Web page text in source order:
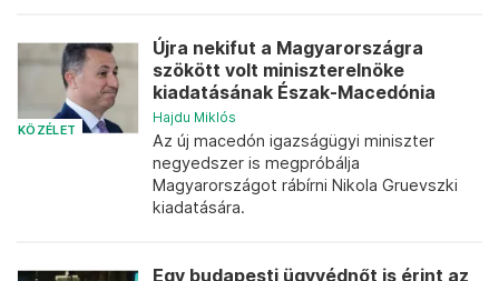
KÖZÉLET
Újra nekifut a Magyarországra
szökött volt miniszterelnöke
kiadatásának Észak-Macedónia
Hajdu Miklós
Az új macedón igazságügyi miniszter
negyedszer is megpróbálja
Magyarországot rábírni Nikola Gruevszki
kiadatására.
Egy budapesti ügyvédnőt is érint az